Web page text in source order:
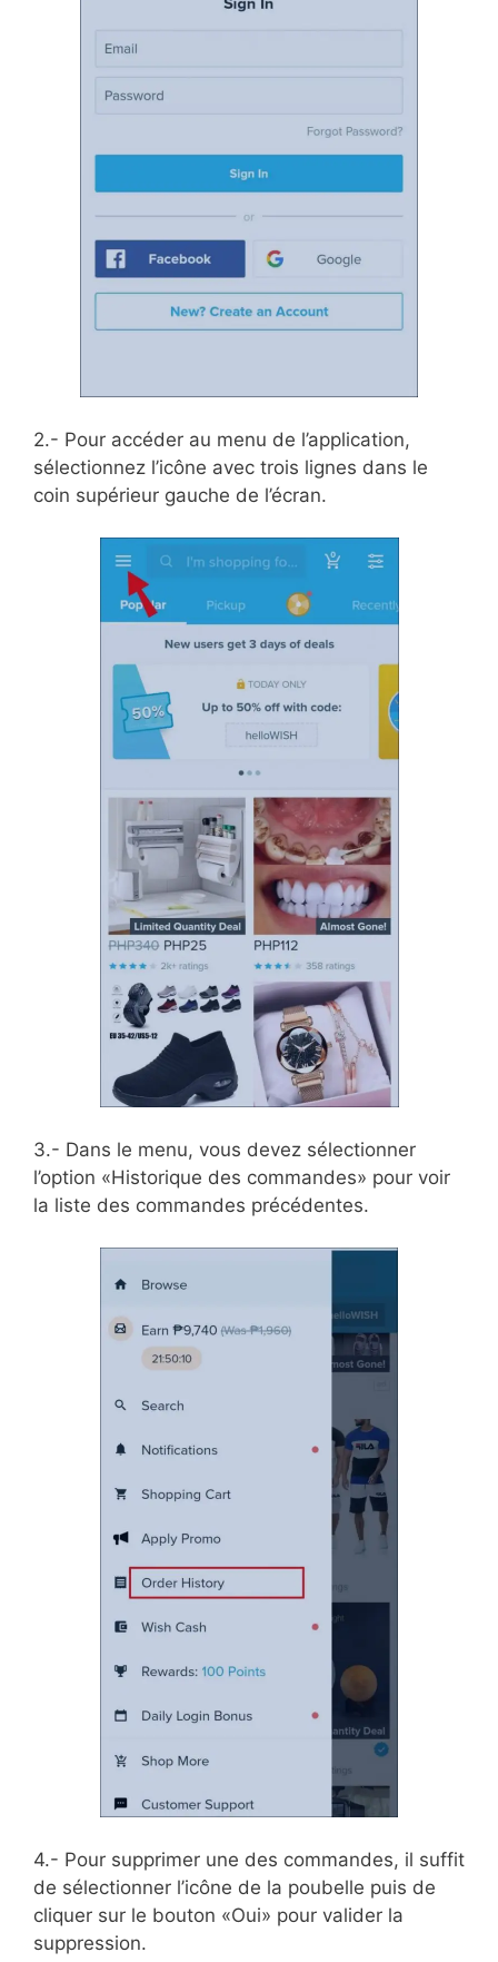
2.- Pour accéder au menu de l’application,
sélectionnez l’icône avec trois lignes dans le
coin supérieur gauche de l’écran.
3.- Dans le menu, vous devez sélectionner
l’option «Historique des commandes» pour voir
la liste des commandes précédentes.
4.- Pour supprimer une des commandes, il suffit
de sélectionner l’icône de la poubelle puis de
cliquer sur le bouton «Oui» pour valider la
suppression.